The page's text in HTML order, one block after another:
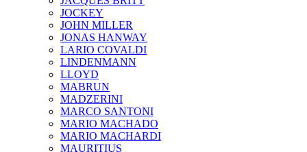
JOCKEY
JOHN MILLER
JONAS HANWAY
LARIO COVALDI
LINDENMANN
LLOYD
MABRUN
MADZERINI
MARCO SANTONI
MARIO MACHADO
MARIO MACHARDI
MAURITIUS